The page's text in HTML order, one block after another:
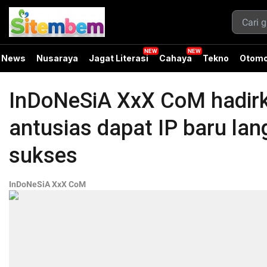
News Nusaraya Jagat Literasi Cahaya Tekno
InDoNeSiA XxX CoM
antusias dapat IP baru
sukses
InDoNeSiA XxX CoM